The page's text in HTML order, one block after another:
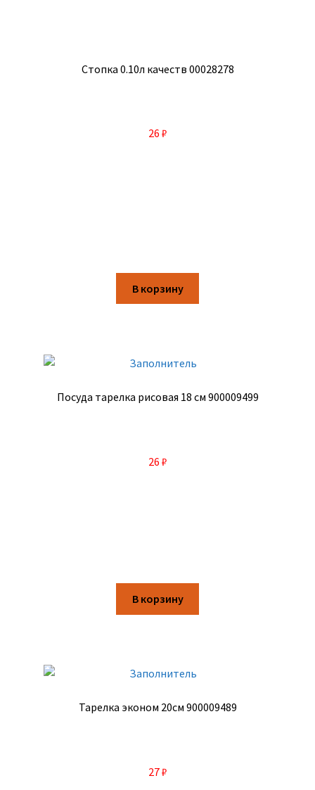
Стопка 0.10л качеств 00028278
26 ₽
В корзину
Посуда тарелка рисовая 18 см 900009499
26 ₽
В корзину
Тарелка эконом 20см 900009489
27₽